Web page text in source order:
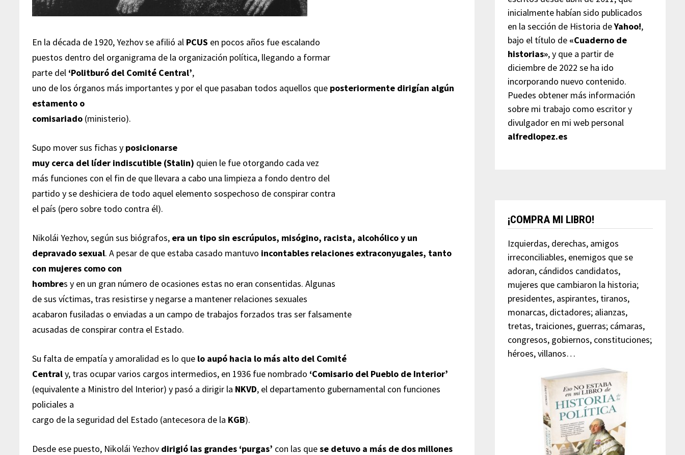
En la década de 1920, Yezhov se afilió al PCUS en pocos años fue escalando
puestos dentro del organigrama de la organización política, llegando a formar
parte del ‘Politburó del Comité Central’,
uno de los órganos más importantes y por el que pasaban todos aquellos que posteriormente dirigían algún
estamento o
comisariado (ministerio).
Supo mover sus fichas y posicionarse
muy cerca del líder indiscutible (Stalin) quien le fue otorgando cada vez
más funciones con el fin de que llevara a cabo una limpieza a fondo dentro del
partido y se deshiciera de todo aquel elemento sospechoso de conspirar contra
el país (pero sobre todo contra él).
Nikolái Yezhov, según sus biógrafos, era un tipo sin escrúpulos, misógino, racista, alcohólico y un
depravado sexual. A pesar de que estaba casado mantuvo incontables relaciones extraconyugales, tanto
con mujeres como con
hombres y en un gran número de ocasiones estas no eran consentidas. Algunas
de sus víctimas, tras resistirse y negarse a mantener relaciones sexuales
acabaron fusiladas o enviadas a un campo de trabajos forzados tras ser falsamente
acusadas de conspirar contra el Estado.
Su falta de empatía y amoralidad es lo que lo aupó hacia lo más alto del Comité
Centraly, tras ocupar varios cargos intermedios, en 1936 fue nombrado ‘Comisario del Pueblo de Interior’
(equivalente a Ministro del Interior) y pasó a dirigir la NKVD, el departamento gubernamental con funciones
policiales a
cargo de la seguridad del Estado (antecesora de la KGB).
Desde ese puesto, Nikolái Yezhov dirigió las grandes ‘purgas’ con las quese detuvo a más de dos millones
inicialmente habían sido publicados
en la sección de Historia deYahoo!,
bajo el título de «Cuaderno de
historias», y que a partir de
diciembre de 2022 se ha ido
incorporando nuevo contenido.
Puedes obtener más información
sobre mi trabajo como escritor y
divulgador en mi web personal
alfredlopez.es
¡COMPRA MI LIBRO!
Izquierdas, derechas, amigos
irreconciliables, enemigos que se
adoran, cándidos candidatos,
mujeres que cambiaron la historia;
presidentes, aspirantes, tiranos,
monarcas, dictadores; alianzas,
tretas, traiciones, guerras; cámaras,
congresos, gobiernos, constituciones;
héroes, villanos…